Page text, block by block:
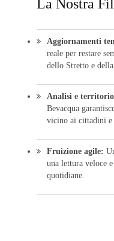
La Nostra
Aggiornamenti
reale per restare
dello Stretto e
Analisi e
Bevacqua
vicino ai cittadini e
Fruizione agile:
una lettura veloce
quotidiane.